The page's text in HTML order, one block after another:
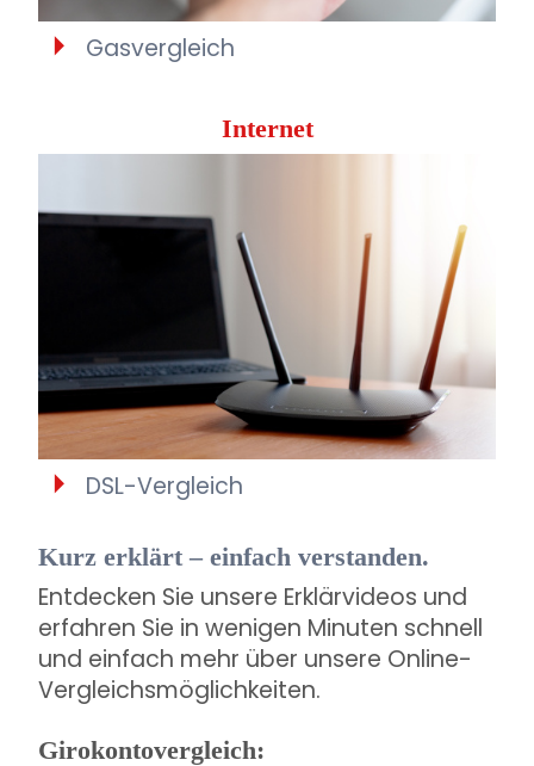
Gasvergleich
Internet
DSL-Vergleich
Kurz erklärt – einfach verstanden.
Entdecken Sie unsere Erklärvideos und
erfahren Sie in wenigen Minuten schnell
und einfach mehr über unsere Online-
Vergleichsmöglichkeiten.
Girokontovergleich: